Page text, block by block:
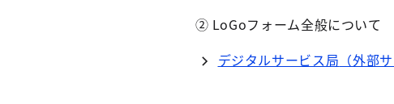
② LoGoフォーム全般について
デジタルサービス局 （外部